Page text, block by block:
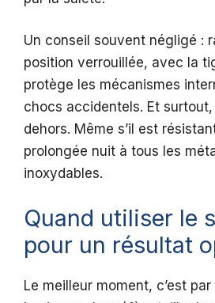
Un conseil souvent négligé :
position verrouillée, avec la
protège les mécanismes
chocs accidentels. Et
dehors. Même s’il est
prolongée nuit à tous les
inoxydables.
Quand utiliser le
pour un résultat
Le meilleur moment, c’est